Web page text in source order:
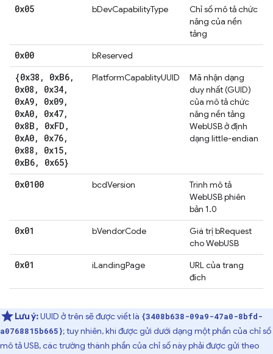
0x05 bDevCapabilityType
Chỉ số mô tả chức
năng của nền
tảng
0x00 bReserved
{0x38 , 0xB6,
0x08 , 0x34,
0xA9, 0x09,
0xA0, 0x47,
0x8B , 0xFD ,
0xA0, 0x76,
0x88 , 0x15,
0xB6, 0x65}
PlatformCapablityUUID
Mã nhận dạng
duy nhất (GUID)
của mô tả chức
năng nền tảng
WebUSB ở định
dạng little-endian
0x0100 bcdVersion
Trình mô tả
WebUSB phiên
bản 1.0
0x01 bVendorCode
Giá trị bRequest
cho WebUSB
0x01 iLandingPage
URL của trang
đích
Lưu ý:UUID ở trên sẽ được viết là {3408b638-09a9-47a0-8bfd-
a0768815b665}; tuy nhiên, khi được gửi dưới dạng một phần của chỉ số
mô tả USB, các trường thành phần của chỉ số này phải được gửi theo